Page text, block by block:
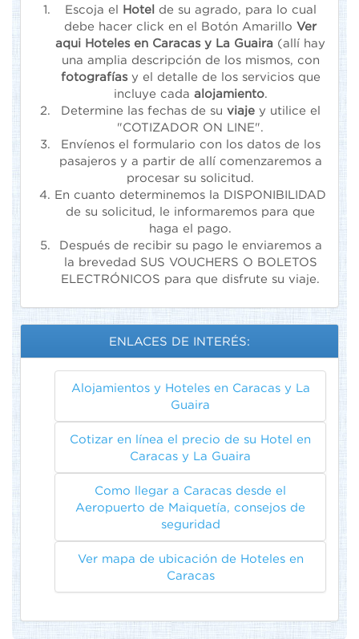
Escoja el Hotel de su agrado, para lo cual
debe hacer click en el Botón Amarillo Ver
aqui Hoteles en Caracas y La Guaira (allí hay
una amplia descripción de los mismos, con
fotografíasy el detalle de los servicios que
incluye cada alojamiento.
Determine las fechas de su viajey utilice el
"COTIZADOR ON LINE".
Envíenos el formulario con los datos de los
pasajeros y a partir de allí comenzaremos a
procesar su solicitud.
En cuanto determinemos la DISPONIBILIDAD
de su solicitud, le informaremos para que
haga el pago.
Después de recibir su pago le enviaremos a
la brevedad SUS VOUCHERS O BOLETOS
ELECTRÓNICOS para que disfrute su viaje.
ENLACES DE INTERÉS:
Alojamientos y Hoteles en Caracas y La
Guaira
Cotizar en línea el precio de su Hotel en
Caracas y La Guaira
Como llegar a Caracas desde el
Aeropuerto de Maiquetía, consejos de
seguridad
Ver mapa de ubicación de Hoteles en
Caracas